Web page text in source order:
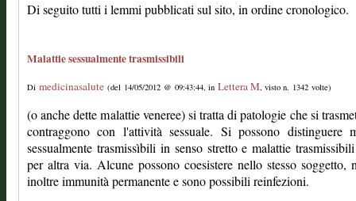
Di seguito tutti i lemmi pubblicati sul sito, in ordine cronologico.
Malattie sessualmente trasmissibili
Di medicinasalute (del 14/05/2012 @ 09:43:44, in Lettera M, visto n. 1342 volte)
(o anche dette malattie veneree) si tratta di patologie che si
contraggono con l'attività sessuale. Si possono distinguere
sessualmente trasmissìbili in senso stretto e malattie
per altra via. Alcune possono coesistere nello stesso soggetto,
inoltre immunità permanente e sono possibili reinfezioni.